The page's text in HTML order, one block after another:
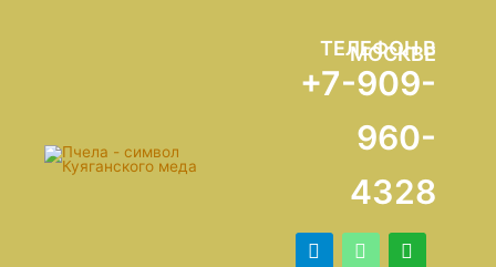
ТЕЛЕФОН В
МОСКВЕ
+7-909-
960-
4328